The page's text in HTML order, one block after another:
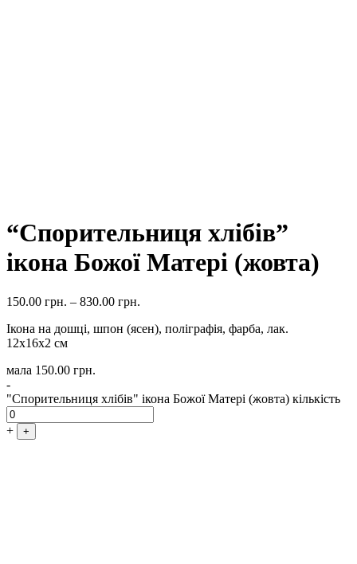
“Спорительниця хлібів”
ікона Божої Матері (жовта)
150.00 грн. – 830.00 грн.
Ікона на дошці, шпон (ясен), поліграфія, фарба, лак.
12х16х2 см
мала 150.00 грн.
-
"Спорительниця хлібів" ікона Божої Матері (жовта) кількість
+ +